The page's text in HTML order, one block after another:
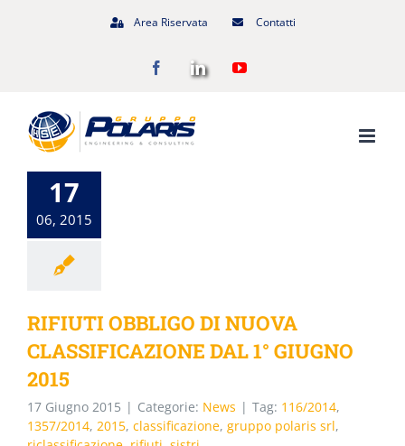
Area Riservata Contatti
FacebookLinkedInYouTube
17
06, 2015
RIFIUTI OBBLIGO DI NUOVA
CLASSIFICAZIONE DAL 1° GIUGNO
2015
17 Giugno 2015 | Categorie: News | Tag: 116/2014,
1357/2014, 2015, classificazione, gruppo polaris srl,